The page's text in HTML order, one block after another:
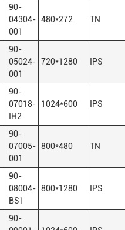
90-
04304-
001
480*272 TN
90-
05024-
001
720*1280 IPS
90-
07018-
IH2
1024*600 IPS
90-
07005-
001
800*480 TN
90-
08004-
BS1
800*1280 IPS
90-